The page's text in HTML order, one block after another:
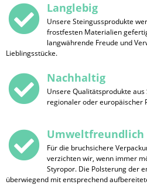
Langlebig
Unsere Steingussprodukte
frostfesten Materialien
langwährende Freude und
Lieblingsstücke.
Nachhaltig
Unsere Qualitätsprodukte
regionaler oder europäischer
Umweltfreundlich
Für die bruchsichere
verzichten wir, wenn immer
Styropor. Die Polsterung der
überwiegend mit entsprechend